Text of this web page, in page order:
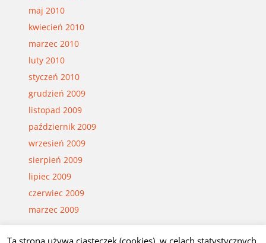
maj 2010
kwiecień 2010
marzec 2010
luty 2010
styczeń 2010
grudzień 2009
listopad 2009
październik 2009
wrzesień 2009
sierpień 2009
lipiec 2009
czerwiec 2009
marzec 2009